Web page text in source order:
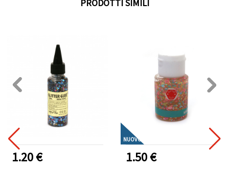
PRODOTTI SIMILI
1.20 €
NUOVO
1.50 €